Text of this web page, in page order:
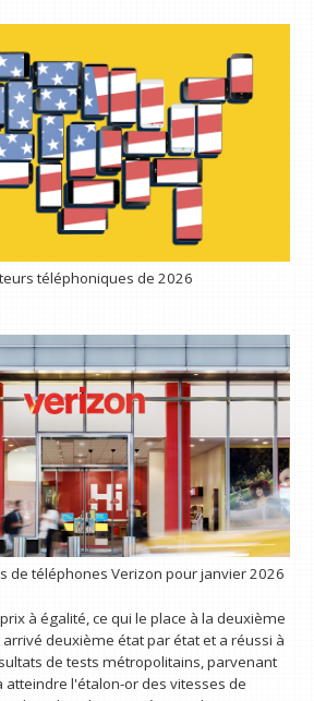
téléphoniques de 2026
de téléphones Verizon pour janvier 2026
à égalité, ce qui le place à la deuxième
deuxième état par état et a réussi à
de tests métropolitains, parvenant
l'étalon-or des vitesses de